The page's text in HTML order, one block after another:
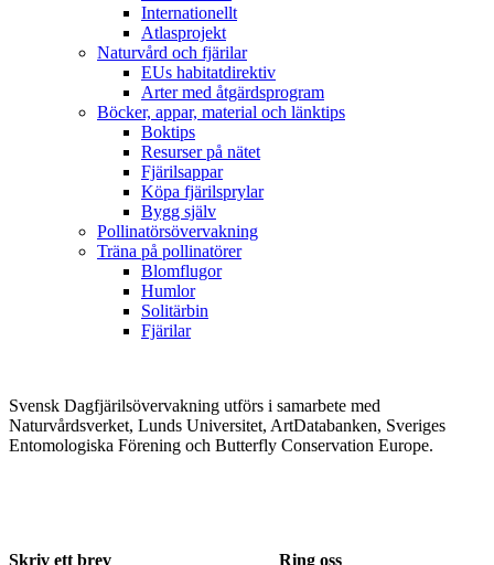
Internationellt
Atlasprojekt
Naturvård och fjärilar
EUs habitatdirektiv
Arter med åtgärdsprogram
Böcker, appar, material och länktips
Boktips
Resurser på nätet
Fjärilsappar
Köpa fjärilsprylar
Bygg själv
Pollinatörsövervakning
Träna på pollinatörer
Blomflugor
Humlor
Solitärbin
Fjärilar
Svensk Dagfjärilsövervakning utförs i samarbete med
Naturvårdsverket, Lunds Universitet, ArtDatabanken, Sveriges
Entomologiska Förening och Butterfly Conservation Europe.
Skriv ett brev Ring oss